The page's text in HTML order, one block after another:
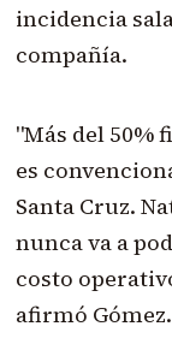
incidencia
compañía.
"Más del 50%
es
Santa Cruz.
nunca va a
costo
afirmó Gómez.